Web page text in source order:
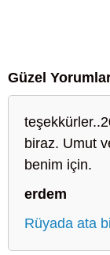
Güzel
biraz. Umut
benim için.
erdem
Rüyada ata